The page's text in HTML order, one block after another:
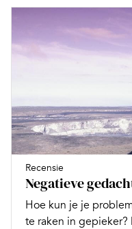
Recensie
Negatieve
Hoe kun je je
te raken in